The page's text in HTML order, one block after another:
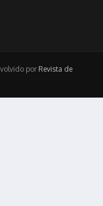
por Revista de